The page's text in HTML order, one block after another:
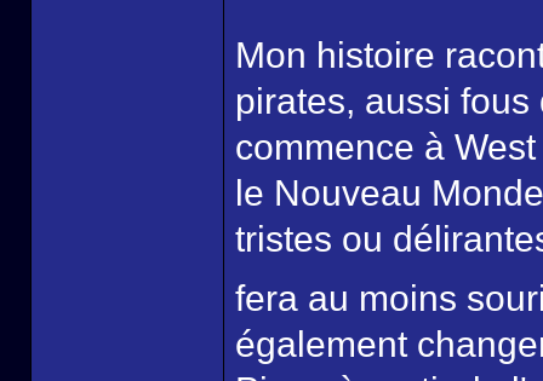
Mon histoire
pirates, aussi
commence à
le Nouveau
tristes ou
fera au moins
également